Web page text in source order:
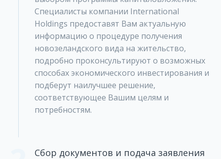
Специалисты компании International
Holdings предоставят Вам актуальную
информацию о процедуре получения
новозеландского вида на жительство,
подробно проконсультируют о возможных
способах экономического инвестирования и
подберут наилучшее решение,
соответствующее Вашим целям и
потребностям.
Сбор документов и подача заявления